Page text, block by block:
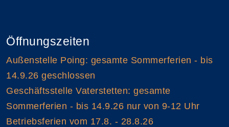
Öffnungszeiten
Außenstelle Poing: gesamte Sommerferien - bis
14.9.26 geschlossen
Geschäftsstelle Vaterstetten: gesamte
Sommerferien - bis 14.9.26 nur von 9-12 Uhr
Betriebsferien vom 17.8. - 28.8.26